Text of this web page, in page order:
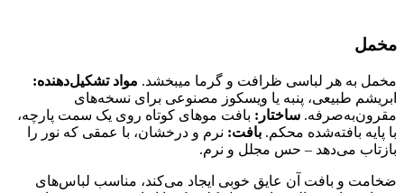
مخمل
مخمل به هر لباسی ظرافت و گرما میبخشد. مواد تشکیل‌دهنده:
ابریشم طبیعی، پنبه یا ویسکوز مصنوعی برای نسخه‌های
مقرون‌به‌صرفه. ساختار: بافت موهای کوتاه روی یک سمت پارچه،
با پایه بافته‌شده محکم. بافت: نرم و درخشان، با عمقی که نور را
بازتاب می‌دهد – حس مجلل و نرم.
ضخامت و بافت آن عایق خوبی ایجاد می‌کند، مناسب لباس‌های